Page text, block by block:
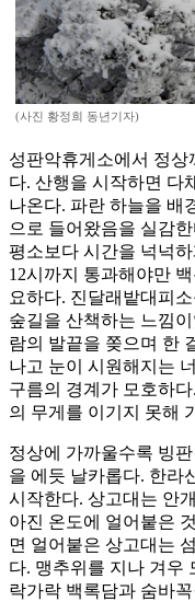
(사진 황정희 동년기자)
성판악휴게소에서 정상
다. 산행을 시작하면 다
나온다. 파란 하늘을 배
으로 들어왔음을 실감
평소보다 시간을 넉넉
12시까지 통과해야만
요하다. 진달래밭대피
숲길을 산책하는 느낌
람의 발끝을 쫒으며 한
나고 눈이 시원해지는
구름의 경계가 모호하
의 무게를 이기지 못해
정상에 가까울수록 빙
을 에듯 날카롭다. 한라
시작한다. 상고대는 안
아진 온도에 얼어붙은
면 얼어붙은 상고대는
다. 맹추위를 지나 겨우
락가락 백록담과 숨바